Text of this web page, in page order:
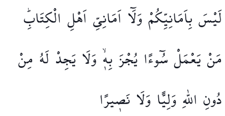
لَيْسَبِاَمَانِيِّكُمْوَلَٓا اَمَانِيِّاَهْلِ الْكِتَابِۜ
مَنْيَعْمَلْسُٓوءًا يُجْزَبِه۪ۙوَلَا يَجِدْ لَهُ مِنْ
دُونِ اللّٰهِوَلِيًّا وَلَا نَص۪يرًا